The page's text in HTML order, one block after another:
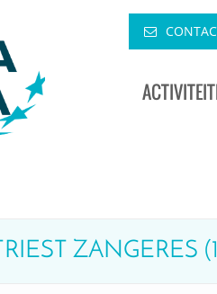
ZANGERES